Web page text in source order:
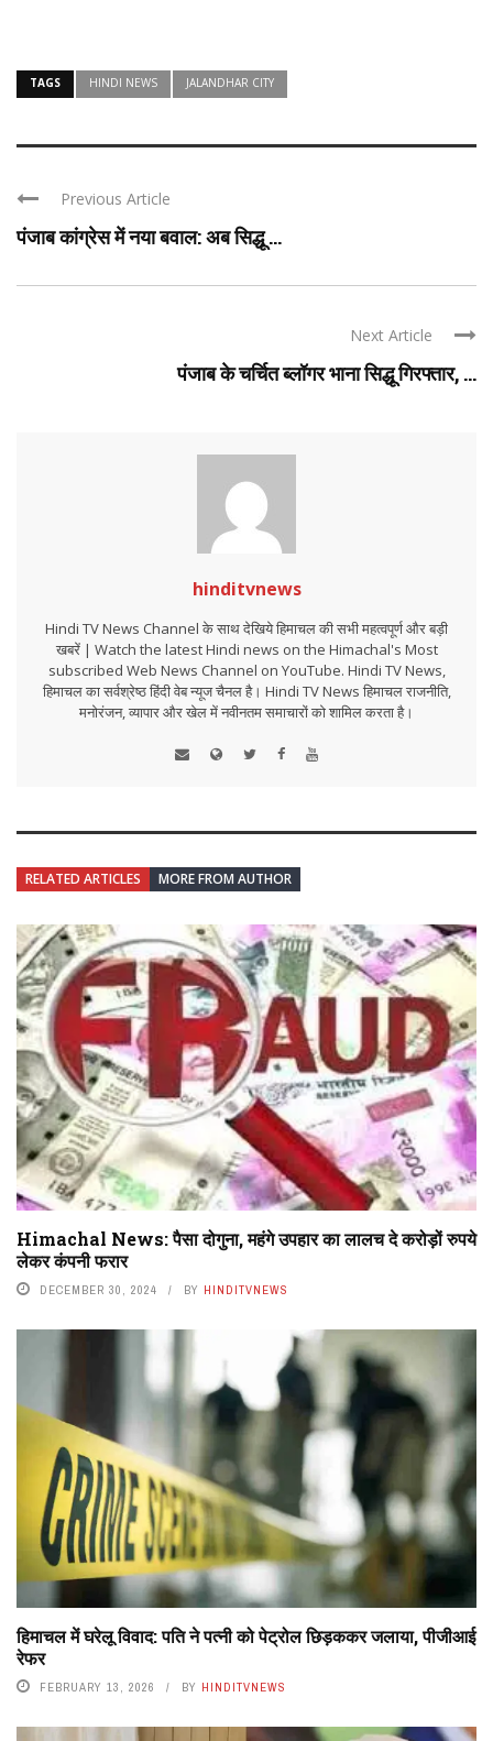
TAGS HINDI NEWS JALANDHAR CITY
Previous Article
पंजाब कांग्रेस में नया बवाल: अब सिद्धू ...
Next Article
पंजाब के चर्चित ब्लॉगर भाना सिद्धू गिरफ्तार, ...
hinditvnews
Hindi TV News Channel के साथ देखिये हिमाचल की सभी महत्वपूर्ण और बड़ी
खबरें | Watch the latest Hindi news on the Himachal's Most
subscribed Web News Channel on YouTube. Hindi TV News,
हिमाचल का सर्वश्रेष्ठ हिंदी वेब न्यूज चैनल है। Hindi TV News हिमाचल राजनीति,
मनोरंजन, व्यापार और खेल में नवीनतम समाचारों को शामिल करता है।
RELATED ARTICLES MORE FROM AUTHOR
Himachal News: पैसा दोगुना, महंगे उपहार का लालच दे करोड़ों रुपये
लेकर कंपनी फरार
DECEMBER 30, 2024 BY HINDITVNEWS
हिमाचल में घरेलू विवाद: पति ने पत्नी को पेट्रोल छिड़ककर जलाया, पीजीआई
रेफर
FEBRUARY 13, 2026 BY HINDITVNEWS